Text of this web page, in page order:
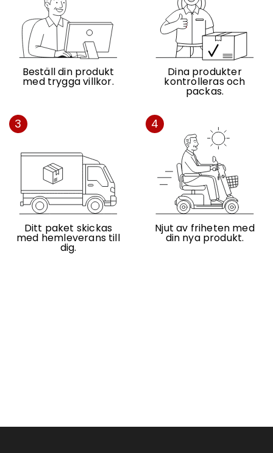
Beställ din produkt
med trygga villkor.
Dina produkter
kontrolleras och
packas.
3
Ditt paket skickas
med hemleverans till
dig.
4
Njut av friheten med
din nya produkt.